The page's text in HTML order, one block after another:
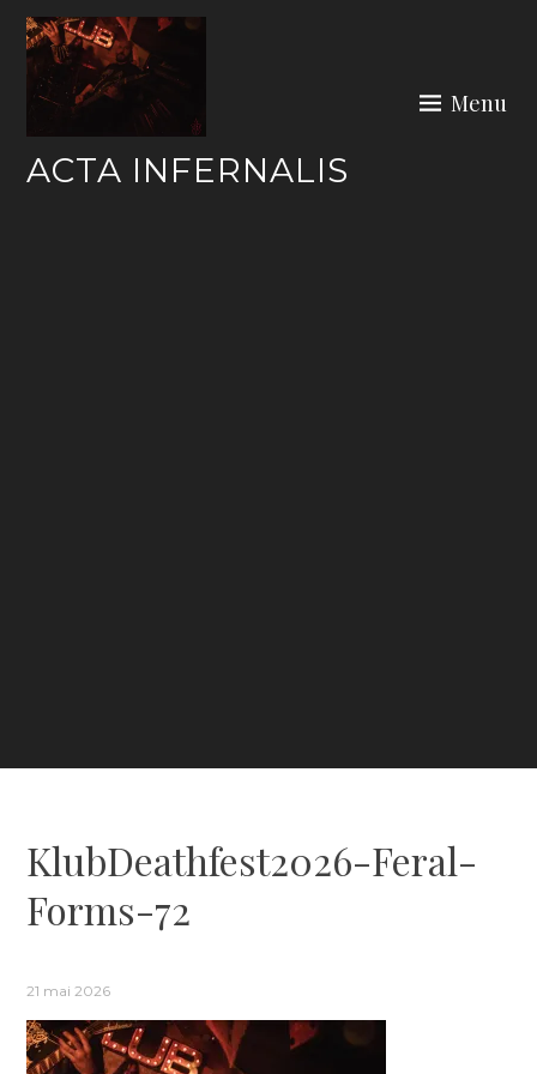
Skip
content
ACTA INFERNALIS
Menu
KlubDeathfest2026-Feral-
Forms-72
21 mai 2026